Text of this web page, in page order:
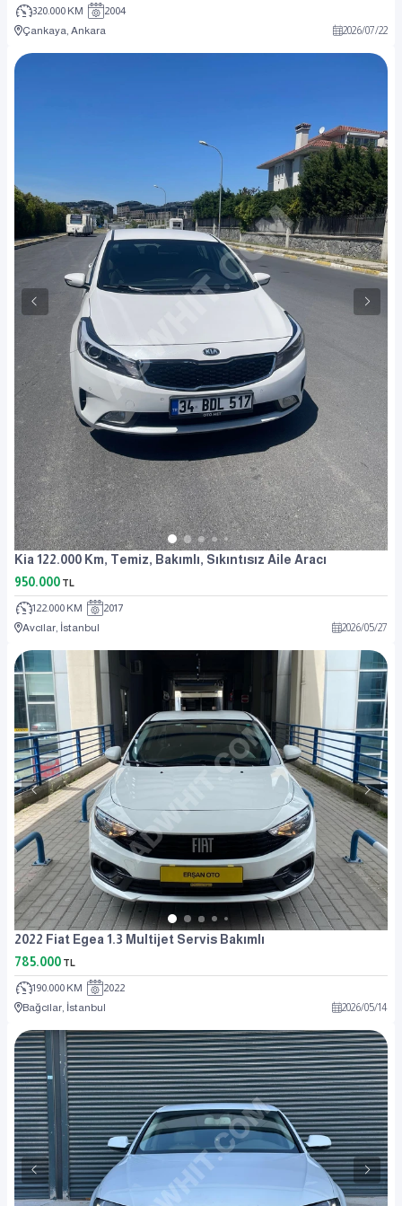
320.000 KM
2004
Çankaya, Ankara
2026/07/22
Kia 122.000 Km, Temiz, Bakımlı, Sıkıntısız Aile Aracı
950.000 TL
122.000 KM
2017
Avcılar, İstanbul
2026/05/27
2022 Fiat Egea 1.3 Multijet Servis Bakımlı
785.000 TL
190.000 KM
2022
Bağcılar, İstanbul
2026/05/14